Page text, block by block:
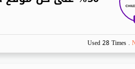
Used 28 Times .